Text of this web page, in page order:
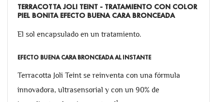
TERRACOTTA JOLI TEINT - TRATAMIENTO CON COLOR
PIEL BONITA EFECTO BUENA CARA BRONCEADA
El sol encapsulado en un tratamiento.
EFECTO BUENA CARA BRONCEADA AL INSTANTE
Terracotta Joli Teint se reinventa con una fórmula
innovadora, ultrasensorial y con un 90% de